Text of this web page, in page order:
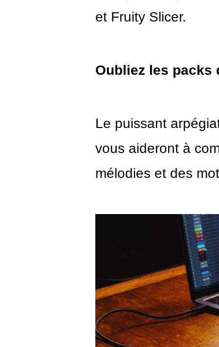
et Fruity Slicer.
Oubliez les packs
Le puissant
vous aideront à
mélodies et des